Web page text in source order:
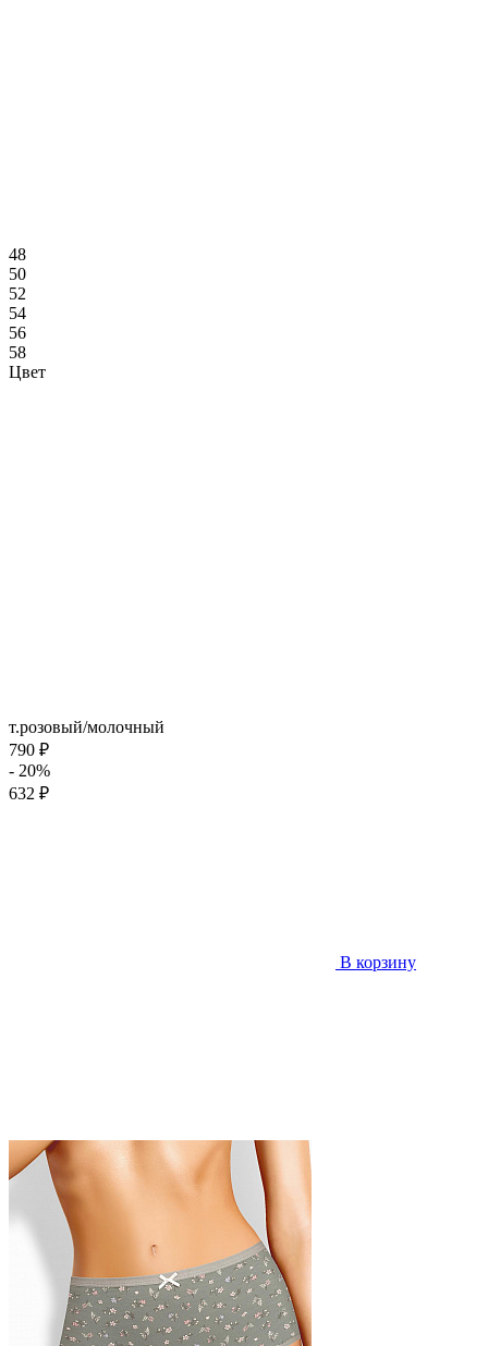
48
50
52
54
56
58
Цвет
т.розовый/молочный
790 ₽
- 20%
632 ₽
В корзину